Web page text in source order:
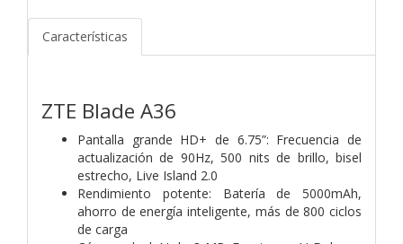
Características
ZTE Blade A36
Pantalla grande HD+ de 6.75”: Frecuencia de
actualización de 90Hz, 500 nits de brillo, bisel
estrecho, Live Island 2.0
Rendimiento potente: Batería de 5000mAh,
ahorro de energía inteligente, más de 800 ciclos
de carga